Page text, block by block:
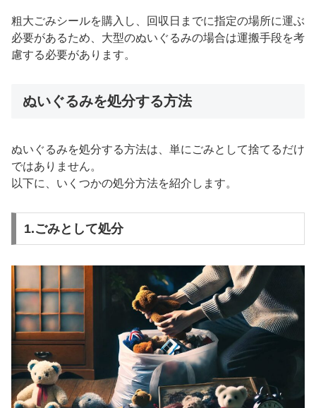
粗大ごみシールを購入し、回収日までに指定の場所に運ぶ
必要があるため、大型のぬいぐるみの場合は運搬手段を考
慮する必要があります。
ぬいぐるみを処分する方法
ぬいぐるみを処分する方法は、単にごみとして捨てるだけ
ではありません。
以下に、いくつかの処分方法を紹介します。
1.ごみとして処分